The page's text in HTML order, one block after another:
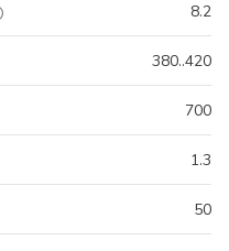
8.2
380..420
700
1.3
50